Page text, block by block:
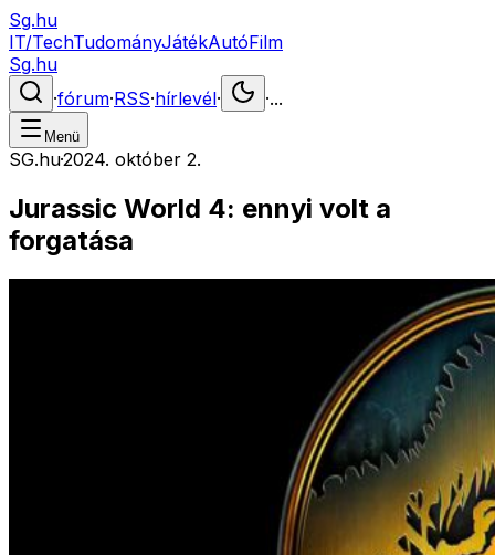
Sg.hu
IT/TechTudományJátékAutóFilm
Sg.hu
·fórum·RSS·hírlevél· ·...
Menü
SG.hu·2024. október 2.
Jurassic World 4: ennyi volt a
forgatása